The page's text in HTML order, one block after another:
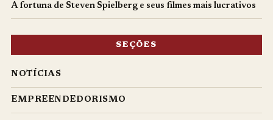
A fortuna de Steven Spielberg e seus filmes mais lucrativos
SEÇÕES
NOTÍCIAS
EMPREENDEDORISMO